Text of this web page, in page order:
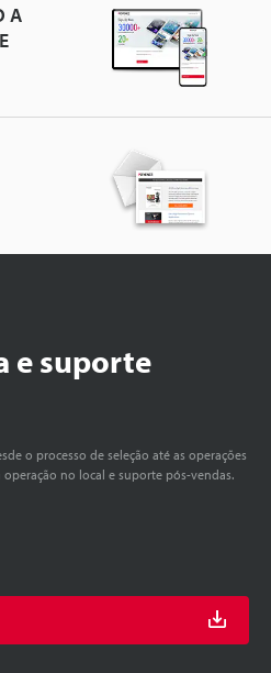
A
e suporte
o processo de seleção até as operações
no local e suporte pós-vendas.